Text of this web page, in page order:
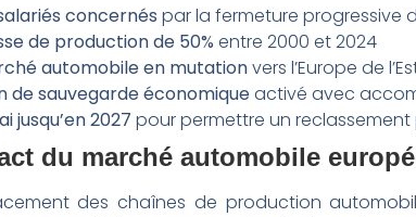
concernés par la fermeture progressive
de production de 50% entre 2000 et 2024
automobile en mutationvers l’Europe de
de sauvegarde économiqueactivé avec
jusqu’en 2027 pour permettre un reclassement
du marché automobile
des chaînes de production